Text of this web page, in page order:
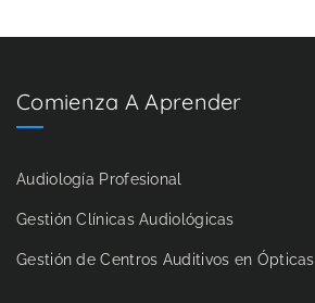
Comienza A Aprender
Audiología Profesional
Gestión Clínicas Audiológicas
Gestión de Centros Auditivos en Ópticas